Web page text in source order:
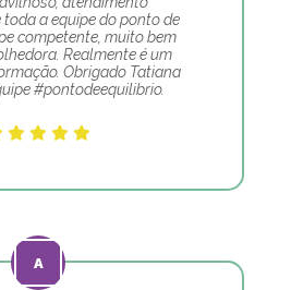
a equipe do ponto de
competente, muito bem
Realmente é um
Obrigado Tatiana
#pontodeequilibrio.